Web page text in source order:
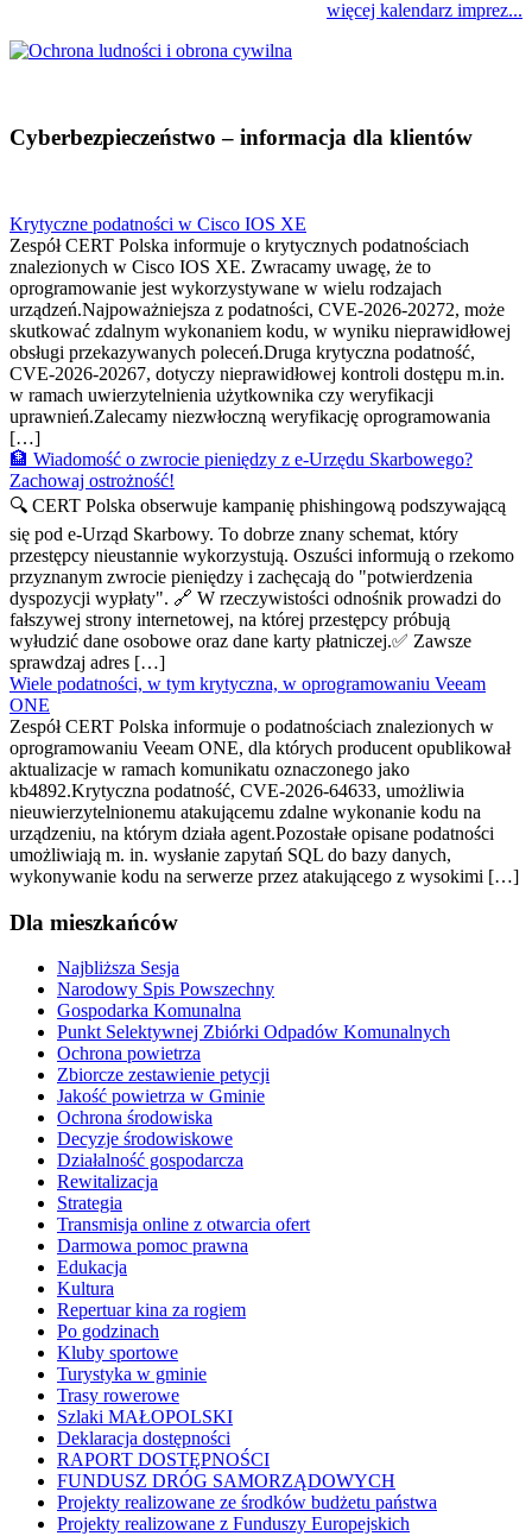
więcej kalendarz imprez...
Cyberbezpieczeństwo – informacja dla klientów
Krytyczne podatności w Cisco IOS XE
Zespół CERT Polska informuje o krytycznych podatnościach
znalezionych w Cisco IOS XE. Zwracamy uwagę, że to
oprogramowanie jest wykorzystywane w wielu rodzajach
urządzeń.Najpoważniejsza z podatności, CVE-2026-20272, może
skutkować zdalnym wykonaniem kodu, w wyniku nieprawidłowej
obsługi przekazywanych poleceń.Druga krytyczna podatność,
CVE-2026-20267, dotyczy nieprawidłowej kontroli dostępu m.in.
w ramach uwierzytelnienia użytkownika czy weryfikacji
uprawnień.Zalecamy niezwłoczną weryfikację oprogramowania
[…]
🏦 Wiadomość o zwrocie pieniędzy z e-Urzędu Skarbowego?
Zachowaj ostrożność!
🔍 CERT Polska obserwuje kampanię phishingową podszywającą
się pod e-Urząd Skarbowy. To dobrze znany schemat, który
przestępcy nieustannie wykorzystują. Oszuści informują o rzekomo
przyznanym zwrocie pieniędzy i zachęcają do "potwierdzenia
dyspozycji wypłaty". 🔗 W rzeczywistości odnośnik prowadzi do
fałszywej strony internetowej, na której przestępcy próbują
wyłudzić dane osobowe oraz dane karty płatniczej.✅ Zawsze
sprawdzaj adres […]
Wiele podatności, w tym krytyczna, w oprogramowaniu Veeam
ONE
Zespół CERT Polska informuje o podatnościach znalezionych w
oprogramowaniu Veeam ONE, dla których producent opublikował
aktualizacje w ramach komunikatu oznaczonego jako
kb4892.Krytyczna podatność, CVE-2026-64633, umożliwia
nieuwierzytelnionemu atakującemu zdalne wykonanie kodu na
urządzeniu, na którym działa agent.Pozostałe opisane podatności
umożliwiają m. in. wysłanie zapytań SQL do bazy danych,
wykonywanie kodu na serwerze przez atakującego z wysokimi […]
Dla mieszkańców
Najbliższa Sesja
Narodowy Spis Powszechny
Gospodarka Komunalna
Punkt Selektywnej Zbiórki Odpadów Komunalnych
Ochrona powietrza
Zbiorcze zestawienie petycji
Jakość powietrza w Gminie
Ochrona środowiska
Decyzje środowiskowe
Działalność gospodarcza
Rewitalizacja
Strategia
Transmisja online z otwarcia ofert
Darmowa pomoc prawna
Edukacja
Kultura
Repertuar kina za rogiem
Po godzinach
Kluby sportowe
Turystyka w gminie
Trasy rowerowe
Szlaki MAŁOPOLSKI
Deklaracja dostępności
RAPORT DOSTĘPNOŚCI
FUNDUSZ DRÓG SAMORZĄDOWYCH
Projekty realizowane ze środków budżetu państwa
Projekty realizowane z Funduszy Europejskich